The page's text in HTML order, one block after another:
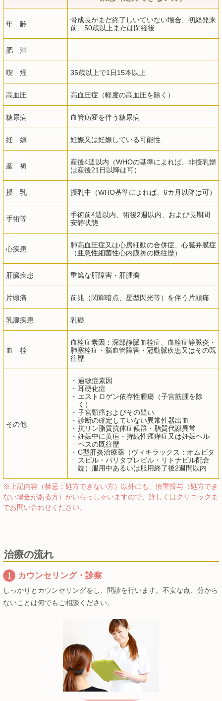
年 齢
骨成長がまだ終了しいていない場合、初経発来
前、50歳以上または閉経後
肥 満
喫 煙 35歳以上で1日15本以上
高血圧 高血圧症（軽度の高血圧を除く）
糖尿病 血管病変を伴う糖尿病
妊 娠 妊娠又は妊娠している可能性
産 褥
産後4週以内（WHOの基準によれば、非授乳婦
は産後21日以降は可）
授 乳 授乳中（WHO基準によれば、6カ月以降は可）
手術等
手術前4週以内、術後2週以内、および長期間
安静状態
心疾患
肺高血圧症又は心房細動の合併症、心臓弁膜症
（亜急性細菌性心内膜炎の既往歴）
肝臓疾患 重篤な肝障害・肝腫瘍
片頭痛 前兆（閃輝暗点、星型閃光等）を伴う片頭痛
乳腺疾患 乳癌
血 栓
血栓症素因：深部静脈血栓症、血栓症静脈炎・
肺塞栓症・脳血管障害・冠動脈疾患又はその既
往歴
その他
・ 過敏症素因
・ 耳硬化症
・ エストロゲン依存性腫瘍（子宮筋腫を除
く）
・ 子宮頸癌およびその疑い
・ 診断の確定していない異常性器出血
・ 抗リン脂質抗体症候群・脂質代謝異常
・ 妊娠中に黄疸・持続性瘙痒症又は妊娠ヘル
ペスの既往歴
・ C型肝炎治療薬（ヴィキラックス：オムビタ
スビル・パリタプレビル・リトナビル配合
錠）服用中あるいは服用終了後2週間以内
※上記内容（禁忌：処方できない方）以外にも、慎重投与（処方でき
ない場合がある方）がいらっしゃいますので、詳しくはクリニックま
でお問い合わせください。
治療の流れ
カウンセリング・診察
しっかりとカウンセリングをし、問診を行います。不安な点、分から
ないことは何でもご相談ください。